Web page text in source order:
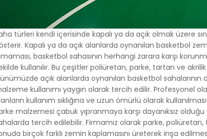
türleri kendi içerisinde kapalı ya da açık olmak üzere
Kapalı ya da açık alanlarda oynanılan basketbol
basketbol sahasının herhangi zarara karşı
kullanılır. Bu çeşitler poliüretan, parke, tartan ve
açık alanlarda oynanılan basketbol
kullanımı yaygın olarak tercih edilir. Profesyonel
kullanım sıklığına ve uzun ömürlü olarak
malzemesi çabuk yıpranmaya karşı dayanıksız
tercih edilebilir. Firmamız olarak parke,
birçok farklı zemin kaplamasını üreterek inşa
içinde tekrar gösterilmesini engeller.
4.ÇEREZ TERCİHLERİ NASIL
Çerezlerin kullanımına ilişkin
silmek için tarayıcınızın ayarlarını
Birçok tarayıcı çerezleri kontrol
reddetme, yalnızca belirli türdeki
cihazınıza çerez depolamayı talep
sunar.
Aynı zamanda, daha önce
Çerezleri devre dışı bırakır veya
gerekebilir, hesabınızı
sitesindeki bazı özellikler ve hizmetler